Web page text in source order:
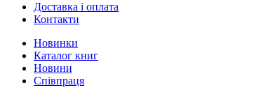
Доставка і оплата
Контакти
Новинки
Каталог книг
Новини
Співпраця